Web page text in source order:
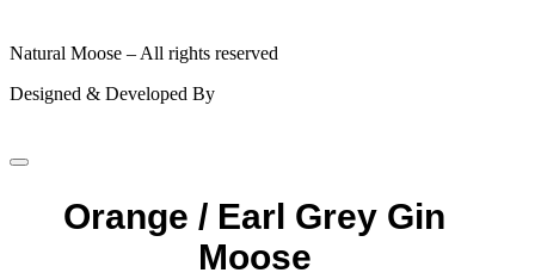
Natural Moose – All rights reserved
Designed & Developed By
Orange / Earl Grey Gin
Moose